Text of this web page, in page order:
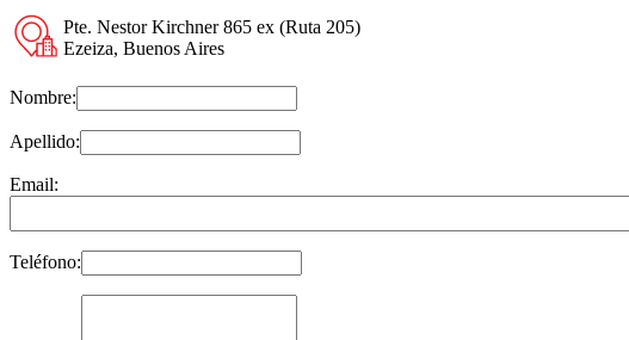
Pte. Nestor Kirchner 865 ex (Ruta 205)
Ezeiza, Buenos Aires
Nombre:
Apellido:
Email:
Teléfono: